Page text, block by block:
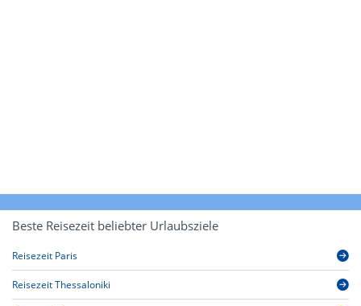
Beste Reisezeit beliebter Urlaubsziele
Reisezeit Paris
Reisezeit Thessaloniki